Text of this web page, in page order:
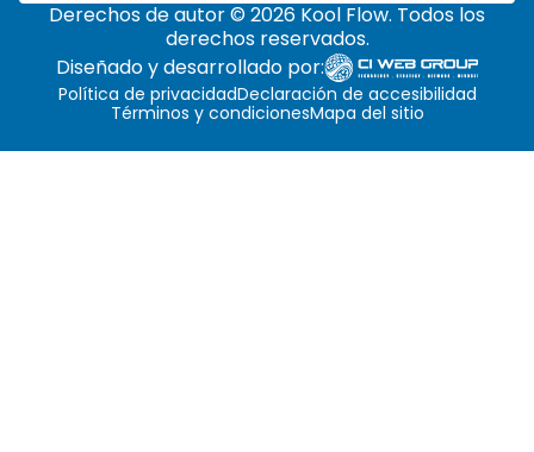
Derechos de autor © 2026 Kool Flow. Todos los
derechos reservados.
Diseñado y desarrollado por:
Política de privacidadDeclaración de accesibilidad
Términos y condicionesMapa del sitio